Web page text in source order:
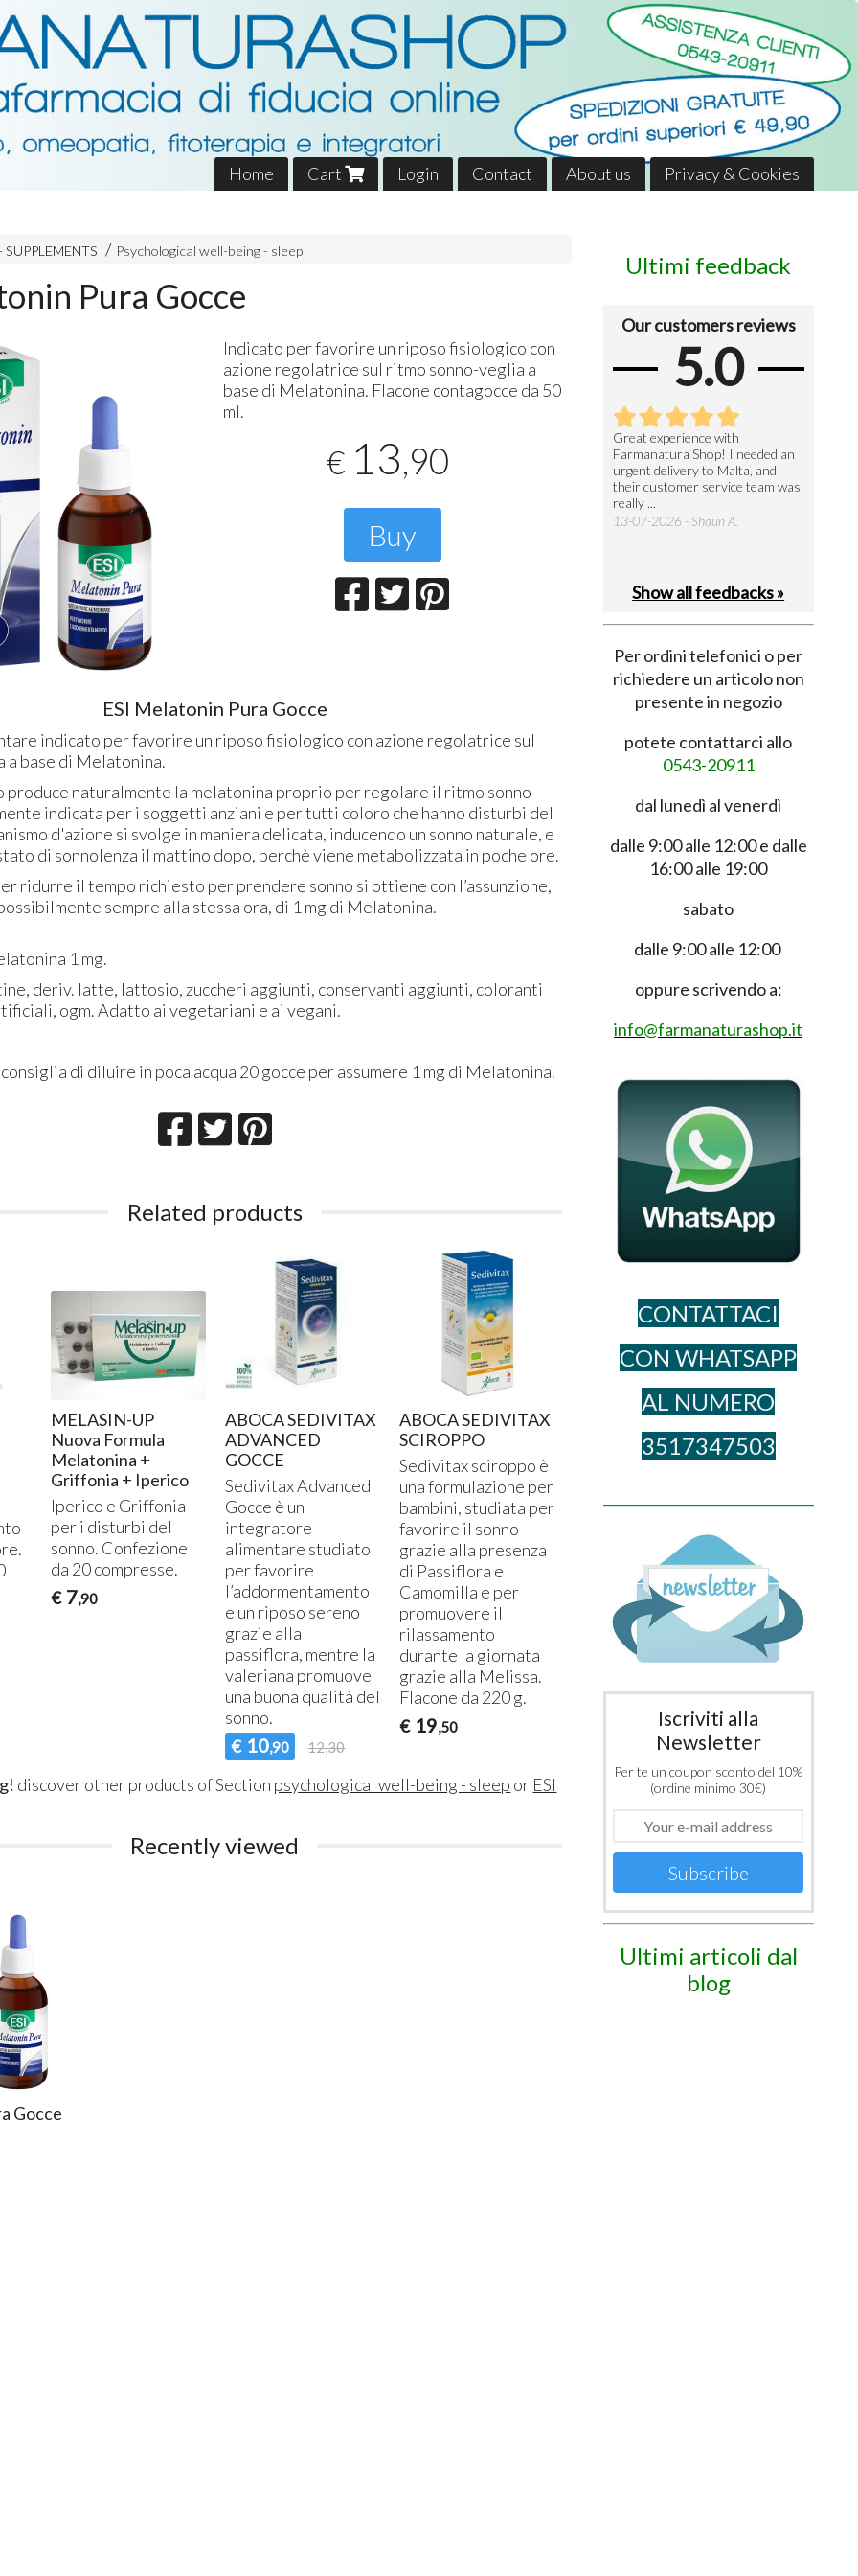
Home Cart Login Contact About us Privacy & Cookies
Psychological well-being - sleep
Pura Gocce
Indicato per favorire un riposo fisiologico con
azione regolatrice sul ritmo sonno-veglia a
base di Melatonina. Flacone contagocce da 50
ml.
€ 13,90
Buy
ESI Melatonin Pura Gocce
indicato per favorire un riposo fisiologico con azione regolatrice sul
a base di Melatonina.
produce naturalmente la melatonina proprio per regolare il ritmo sonno-
indicata per i soggetti anziani e per tutti coloro che hanno disturbi del
d'azione si svolge in maniera delicata, inducendo un sonno naturale, e
di sonnolenza il mattino dopo, perchè viene metabolizzata in poche ore.
ridurre il tempo richiesto per prendere sonno si ottiene con l’assunzione,
sempre alla stessa ora, di 1 mg di Melatonina.
1 mg.
deriv. latte, lattosio, zuccheri aggiunti, conservanti aggiunti, coloranti
ogm. Adatto ai vegetariani e ai vegani.
di diluire in poca acqua 20 gocce per assumere 1 mg di Melatonina.
Related products
MELASIN-UP
Nuova Formula
Melatonina +
Griffonia + Iperico
Iperico e Griffonia
per i disturbi del
sonno. Confezione
da 20 compresse.
€ 7,90
ABOCA SEDIVITAX
ADVANCED
GOCCE
Sedivitax Advanced
Gocce è un
integratore
alimentare studiato
per favorire
l’addormentamento
e un riposo sereno
grazie alla
passiflora, mentre la
valeriana promuove
una buona qualità del
sonno.
€ 10,90 12,30
ABOCA SEDIVITAX
SCIROPPO
Sedivitax sciroppo è
una formulazione per
bambini, studiata per
favorire il sonno
grazie alla presenza
di Passiflora e
Camomilla e per
promuovere il
rilassamento
durante la giornata
grazie alla Melissa.
Flacone da 220 g.
€ 19,50
MELASIN FORTE
Nuova Formula
Confezione 30
8
MELASIN-
Relax Nuova
Formula
rilassamento,
Confezione
compresse.
€ 9 ,90
discover other products of Section psychological well-being - sleep or ESI
Recently viewed
Gocce
Ultimi feedback
Our customers reviews
5.0
27-07-2026 - Ruggero V.
Great experience with
Farmanatura Shop! I needed an
urgent delivery to Malta, and
their customer service team was
really ...
13-07-2026 - Shaun A.
Show all feedbacks »
Per ordini telefonici o per
richiedere un articolo non
presente in negozio
potete contattarci allo
0543-20911
dal lunedì al venerdì
dalle 9:00 alle 12:00 e dalle
16:00 alle 19:00
sabato
dalle 9:00 alle 12:00
oppure scrivendo a:
info@farmanaturashop.it
CONTATTACI
CON WHATSAPP
AL NUME​RO
3517347503
Iscriviti alla
Newsletter
Per te un coupon sconto del 10%
(ordine minimo 30€)
Subscribe
Ultimi articoli dal
blog